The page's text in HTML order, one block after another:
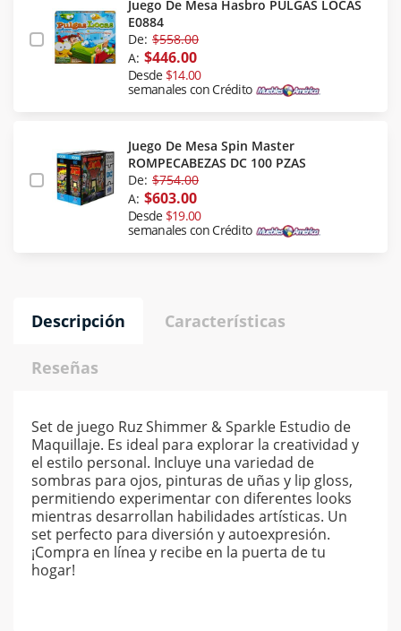
Juego De Mesa Hasbro PULGAS LOCAS
E0884
De: $558.00
A: $446.00
Desde $14.00
semanales con Crédito
Juego De Mesa Spin Master
ROMPECABEZAS DC 100 PZAS
De: $754.00
A: $603.00
Desde $19.00
semanales con Crédito
Descripción Características
Reseñas
Set de juego Ruz Shimmer & Sparkle Estudio de
Maquillaje. Es ideal para explorar la creatividad y
el estilo personal. Incluye una variedad de
sombras para ojos, pinturas de uñas y lip gloss,
permitiendo experimentar con diferentes looks
mientras desarrollan habilidades artísticas. Un
set perfecto para diversión y autoexpresión.
¡Compra en línea y recibe en la puerta de tu
hogar!